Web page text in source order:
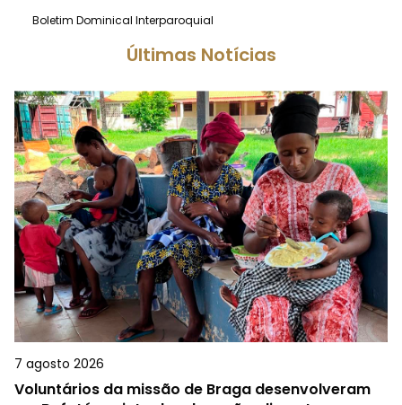
Boletim Dominical Interparoquial
Últimas Notícias
7 agosto 2026
Voluntários da missão de Braga desenvolveram